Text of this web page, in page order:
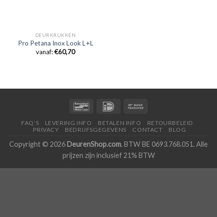
DEURKRUKKEN
Pro Petana Inox Look L+L
vanaf:€60,70
FAQ’S LEVERING INFO BETALEN INFO
RETOURBELEID
PRIVACY
BEDRIJFSGEGEVENS CONTACT BLOG
Copyright © 2026 DeurenShop.com. BTW BE 0693.768.051. Alle
prijzen zijn inclusief 21% BTW